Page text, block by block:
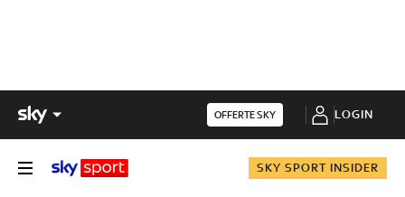
OFFERTE SKY LOGIN
SKY SPORT INSIDER